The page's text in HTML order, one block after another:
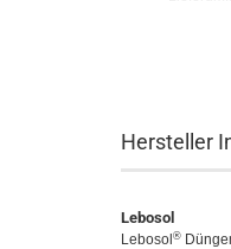
Hersteller
Lebosol
Lebosol ®